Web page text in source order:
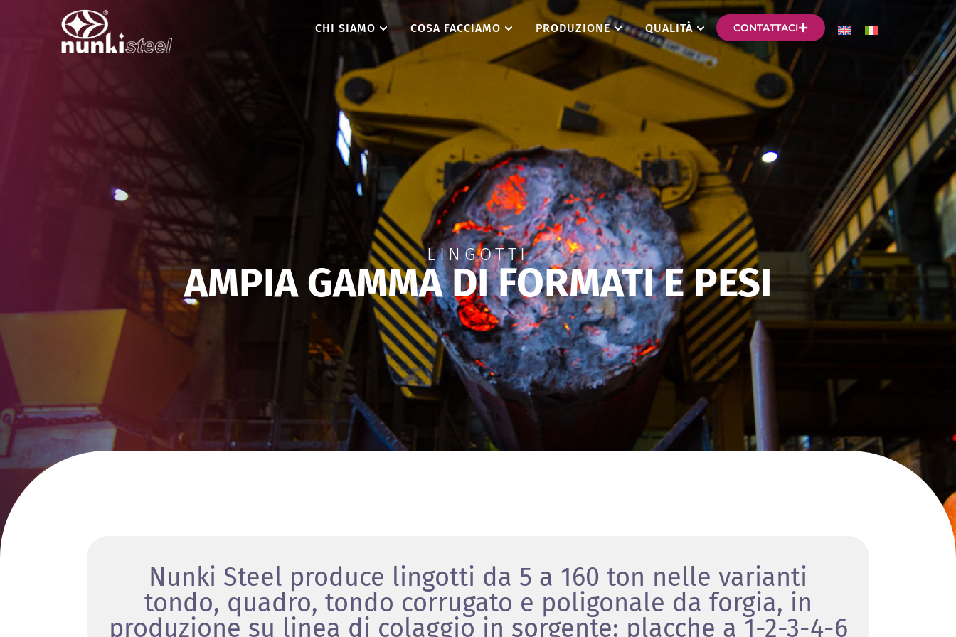
CHI SIAMO COSA FACCIAMO PRODUZIONE QUALITÀ CONTATTACI
LINGOTTI
AMPIA GAMMA DI FORMATI E PESI
Nunki Steel produce lingotti da 5 a 160 ton nelle varianti
tondo, quadro, tondo corrugato e poligonale da forgia, in
produzione su linea di colaggio in sorgente: placche a 1-2-3-4-6